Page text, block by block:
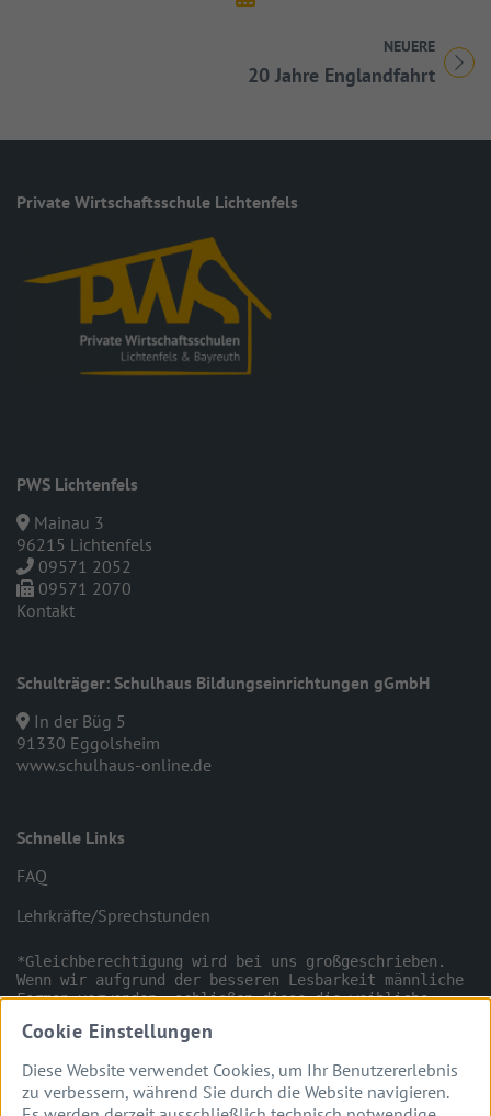
NEUERE
Titel für Beitrag
20 Jahre Englandfahrt
Private Wirt­schafts­schule Lichtenfels
PWS Lichtenfels
Mainau 3
96215 Lichtenfels
09571 2052
09571 2070
Kontakt
Schulträger: Schulhaus Bildungseinrichtungen gGmbH
In der Büg 5
91330 Eggolsheim
www.schulhaus-online.de
Schnelle Links
FAQ
Lehrkräfte/Sprechstunden
*Gleichberechtigung wird bei uns großgeschrieben.
Wenn wir aufgrund der besseren Lesbarkeit männliche
Formen verwenden, schließen diese die weibliche
Cookie Einstellungen
Diese Website verwendet Cookies, um Ihr Benutzererlebnis
zu verbessern, während Sie durch die Website navigieren.